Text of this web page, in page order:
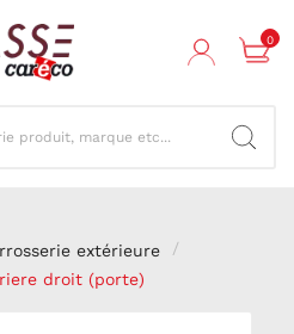
0
extérieure
droit (porte)